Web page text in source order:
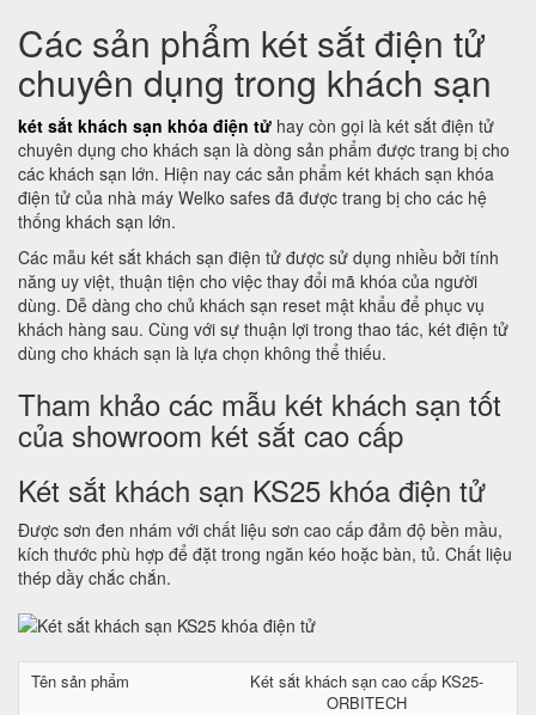
Các sản phẩm két sắt điện tử
chuyên dụng trong khách sạn
két sắt khách sạn khóa điện tử hay còn gọi là két sắt điện tử
chuyên dụng cho khách sạn là dòng sản phẩm được trang bị cho
các khách sạn lớn. Hiện nay các sản phẩm két khách sạn khóa
điện tử của nhà máy Welko safes đã được trang bị cho các hệ
thống khách sạn lớn.
Các mẫu két sắt khách sạn điện tử được sử dụng nhiều bởi tính
năng uy việt, thuận tiện cho việc thay đổi mã khóa của người
dùng. Dễ dàng cho chủ khách sạn reset mật khẩu để phục vụ
khách hàng sau. Cùng với sự thuận lợi trong thao tác, két điện tử
dùng cho khách sạn là lựa chọn không thể thiếu.
Tham khảo các mẫu két khách sạn tốt
của showroom két sắt cao cấp
Két sắt khách sạn KS25 khóa điện tử
Được sơn đen nhám với chất liệu sơn cao cấp đảm độ bền mầu,
kích thước phù hợp để đặt trong ngăn kéo hoặc bàn, tủ. Chất liệu
thép dầy chắc chắn.
Tên sản phẩm
Két sắt khách sạn cao cấp KS25-
ORBITECH